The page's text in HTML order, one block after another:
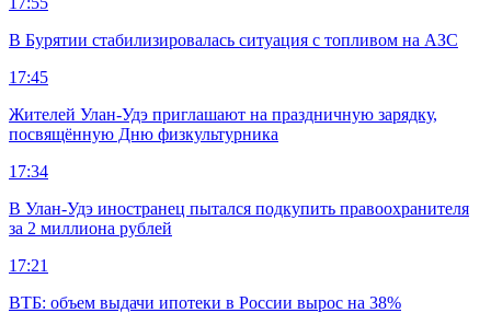
В Бурятии стабилизировалась ситуация с топливом на АЗС
17:45
Жителей Улан-Удэ приглашают на праздничную зарядку,
посвящённую Дню физкультурника
17:34
В Улан-Удэ иностранец пытался подкупить правоохранителя
за 2 миллиона рублей
17:21
ВТБ: объем выдачи ипотеки в России вырос на 38%